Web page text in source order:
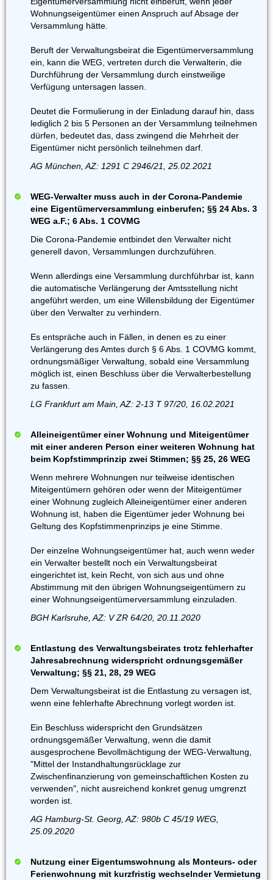
Wohnungseigentümer einen Anspruch auf Absage der
Versammlung hätte.
Beruft der Verwaltungsbeirat die Eigentümerversammlung
ein, kann die WEG, vertreten durch die Verwalterin, die
Durchführung der Versammlung durch einstweilige
Verfügung untersagen lassen.
Deutet die Formulierung in der Einladung darauf hin, dass
lediglich 2 bis 5 Personen an der Versammlung teilnehmen
dürfen, bedeutet das, dass zwingend die Mehrheit der
Eigentümer nicht persönlich teilnehmen darf.
AG München, AZ: 1291 C 2946/21, 25.02.2021
WEG-Verwalter muss auch in der Corona-Pandemie
eine Eigentümerversammlung einberufen; §§ 24 Abs. 3
WEG a.F.; 6 Abs. 1 COVMG
Die Corona-Pandemie entbindet den Verwalter nicht
generell davon, Versammlungen durchzuführen.
Wenn allerdings eine Versammlung durchführbar ist, kann
die automatische Verlängerung der Amtsstellung nicht
angeführt werden, um eine Willensbildung der Eigentümer
über den Verwalter zu verhindern.
Es entspräche auch in Fällen, in denen es zu einer
Verlängerung des Amtes durch § 6 Abs. 1 COVMG kommt,
ordnungsmäßiger Verwaltung, sobald eine Versammlung
möglich ist, einen Beschluss über die Verwalterbestellung
zu fassen.
LG Frankfurt am Main, AZ: 2-13 T 97/20, 16.02.2021
Alleineigentümer einer Wohnung und Miteigentümer
mit einer anderen Person einer weiteren Wohnung hat
beim Kopfstimmprinzip zwei Stimmen; §§ 25, 26 WEG
Wenn mehrere Wohnungen nur teilweise identischen
Miteigentümern gehören oder wenn der Miteigentümer
einer Wohnung zugleich Alleineigentümer einer anderen
Wohnung ist, haben die Eigentümer jeder Wohnung bei
Geltung des Kopfstimmenprinzips je eine Stimme.
Der einzelne Wohnungseigentümer hat, auch wenn weder
ein Verwalter bestellt noch ein Verwaltungsbeirat
eingerichtet ist, kein Recht, von sich aus und ohne
Abstimmung mit den übrigen Wohnungseigentümern zu
einer Wohnungseigentümerversammlung einzuladen.
BGH Karlsruhe, AZ: V ZR 64/20, 20.11.2020
Entlastung des Verwaltungsbeirates trotz fehlerhafter
Jahresabrechnung widerspricht ordnungsgemäßer
Verwaltung; §§ 21, 28, 29 WEG
Dem Verwaltungsbeirat ist die Entlastung zu versagen ist,
wenn eine fehlerhafte Abrechnung vorlegt worden ist.
Ein Beschluss widerspricht den Grundsätzen
ordnungsgemäßer Verwaltung, wenn die damit
ausgesprochene Bevollmächtigung der WEG-Verwaltung,
"Mittel der Instandhaltungsrücklage zur
Zwischenfinanzierung von gemeinschaftlichen Kosten zu
verwenden", nicht ausreichend konkret genug umgrenzt
worden ist.
AG Hamburg-St. Georg, AZ: 980b C 45/19 WEG,
25.09.2020
Nutzung einer Eigentumswohnung als Monteurs- oder
Ferienwohnung mit kurzfristig wechselnder Vermietung